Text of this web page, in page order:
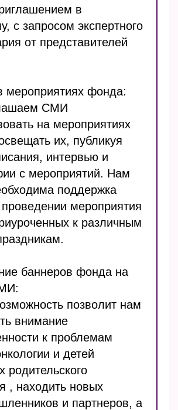
в
с запросом экспертного
от представителей
мероприятиях фонда:
СМИ
на мероприятиях
их, публикуя
интервью и
с мероприятий. Нам
поддержка
мероприятия
к различным
баннеров фонда на
позволит нам
внимание
к проблемам
и детей
родительского
, находить новых
и партнеров, а